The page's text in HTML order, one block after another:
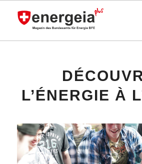
L’ÉNERGIE À